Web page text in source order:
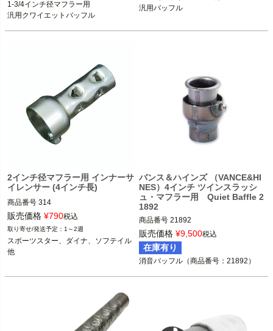
1-3/4インチ径マフラー用
汎用クワイエットバッフル
汎用バッフル
2インチ径マフラー用 インナーサ
イレンサー (4インチ長)
商品番号 314
販売価格 ¥790税込
1～2週
スポーツスター、ダイナ、ソフテイル
他
バンス＆ハインズ （VANCE&HI
NES）4インチ ツインスラッシ
ュ・マフラー用 Quiet Baffle 2
1892
商品番号 21892
D型番：1861-0593
ラウンドタイプ4インチ・ツインスラ
ッシュスリップオンマフラー装着車
販売価格 ¥9,500税込
在庫有り